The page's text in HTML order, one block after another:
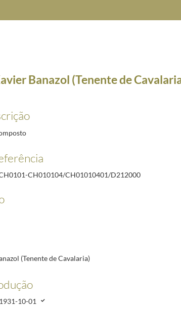
do Instituto Português de Combustíveis; Professor Catedrático do
1935-05-17
do Quadro Especial)
do Heroísmo)
Nacional Republicana)
Banazol (Tenente de
CH010104/CH01010401/D212000
(Tenente de Cavalaria)
1931-10-01